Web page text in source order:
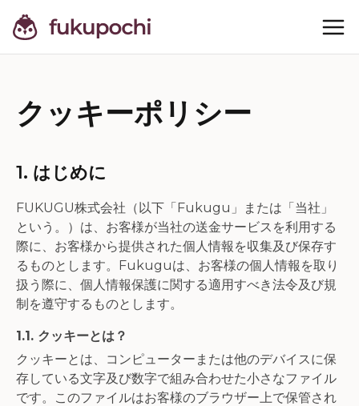
クッキーポリシー
1. はじめに
FUKUGU株式会社（以下「Fukugu」または「当社」
という。）は、お客様が当社の送金サービスを利用する
際に、お客様から提供された個人情報を収集及び保存す
るものとします。Fukuguは、お客様の個人情報を取り
扱う際に、個人情報保護に関する適用すべき法令及び規
制を遵守するものとします。
1.1. クッキーとは？
クッキーとは、コンピューターまたは他のデバイスに保
存している文字及び数字で組み合わせた小さなファイル
です。このファイルはお客様のブラウザー上で保管され